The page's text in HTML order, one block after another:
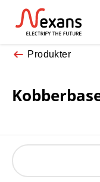
Produkter